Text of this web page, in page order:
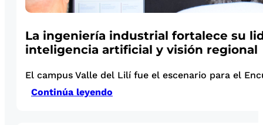
La ingeniería industrial fortalece su
inteligencia artificial y visión regional
El campus Valle del Lilí fue el escenario para el
Continúa leyendo